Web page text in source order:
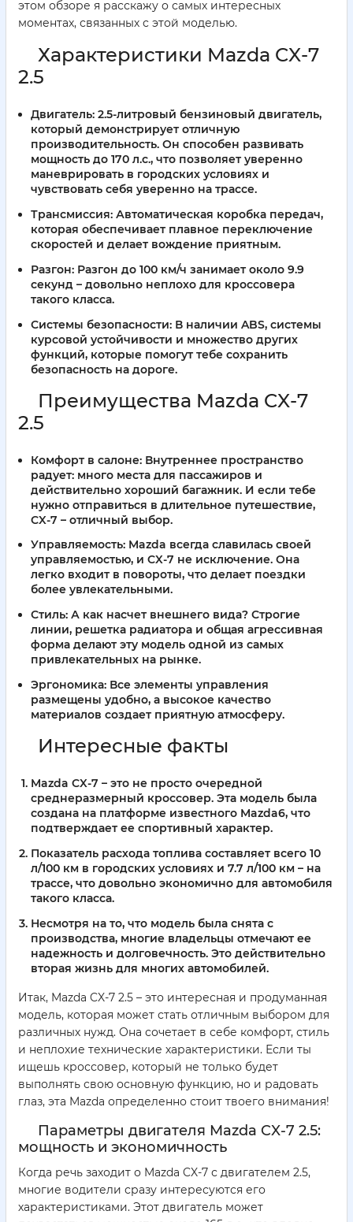
этом обзоре я расскажу о самых интересных
моментах, связанных с этой моделью.
Характеристики Mazda CX-7
2.5
Двигатель: 2.5-литровый бензиновый двигатель,
который демонстрирует отличную
производительность. Он способен развивать
мощность до 170 л.с., что позволяет уверенно
маневрировать в городских условиях и
чувствовать себя уверенно на трассе.
Трансмиссия: Автоматическая коробка передач,
которая обеспечивает плавное переключение
скоростей и делает вождение приятным.
Разгон: Разгон до 100 км/ч занимает около 9.9
секунд – довольно неплохо для кроссовера
такого класса.
Системы безопасности: В наличии ABS, системы
курсовой устойчивости и множество других
функций, которые помогут тебе сохранить
безопасность на дороге.
Преимущества Mazda CX-7
2.5
Комфорт в салоне: Внутреннее пространство
радует: много места для пассажиров и
действительно хороший багажник. И если тебе
нужно отправиться в длительное путешествие,
CX-7 – отличный выбор.
Управляемость: Mazda всегда славилась своей
управляемостью, и CX-7 не исключение. Она
легко входит в повороты, что делает поездки
более увлекательными.
Стиль: А как насчет внешнего вида? Строгие
линии, решетка радиатора и общая агрессивная
форма делают эту модель одной из самых
привлекательных на рынке.
Эргономика: Все элементы управления
размещены удобно, а высокое качество
материалов создает приятную атмосферу.
Интересные факты
Mazda CX-7 – это не просто очередной
среднеразмерный кроссовер. Эта модель была
создана на платформе известного Mazda6, что
подтверждает ее спортивный характер.
Показатель расхода топлива составляет всего 10
л/100 км в городских условиях и 7.7 л/100 км – на
трассе, что довольно экономично для автомобиля
такого класса.
Несмотря на то, что модель была снята с
производства, многие владельцы отмечают ее
надежность и долговечность. Это действительно
вторая жизнь для многих автомобилей.
Итак, Mazda CX-7 2.5 – это интересная и продуманная
модель, которая может стать отличным выбором для
различных нужд. Она сочетает в себе комфорт, стиль
и неплохие технические характеристики. Если ты
ищешь кроссовер, который не только будет
выполнять свою основную функцию, но и радовать
глаз, эта Mazda определенно стоит твоего внимания!
Параметры двигателя Mazda CX-7 2.5:
мощность и экономичность
Когда речь заходит о Mazda CX-7 с двигателем 2.5,
многие водители сразу интересуются его
характеристиками. Этот двигатель может